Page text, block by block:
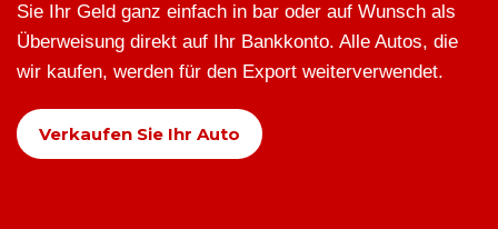
Sie Ihr Geld ganz einfach in bar oder auf Wunsch als
Überweisung direkt auf Ihr Bankkonto. Alle Autos, die
wir kaufen, werden für den Export weiterverwendet.
Verkaufen Sie Ihr Auto